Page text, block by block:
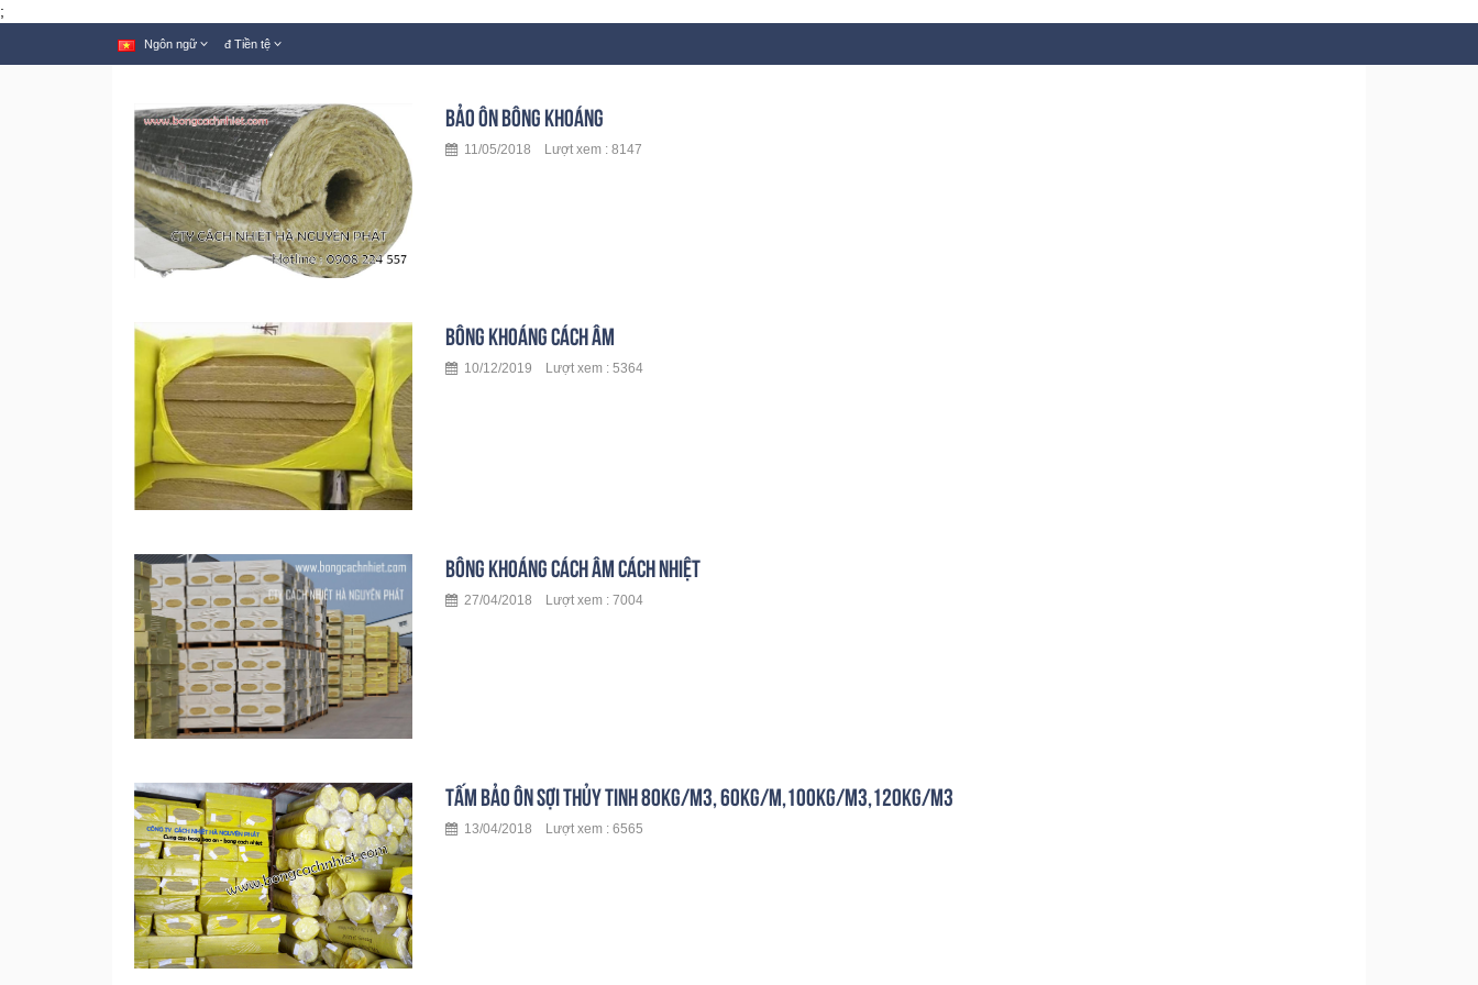
;
Ngôn ngữ đ Tiền tệ
BẢO ÔN BÔNG KHOÁNG
11/05/2018 Lượt xem : 8147
BÔNG KHOÁNG CÁCH ÂM
10/12/2019 Lượt xem : 5364
BÔNG KHOÁNG CÁCH ÂM CÁCH NHIỆT
27/04/2018 Lượt xem : 7004
TẤM BẢO ÔN SỢI THỦY TINH 80KG/M3, 60KG/M,100KG/M3,120KG/M3
13/04/2018 Lượt xem : 6565